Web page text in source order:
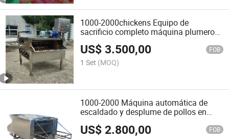
1000-2000chickens Equipo de
sacrificio completo máquina plumeros
para pollo, pato y codorniz
US$3.500,00 FOB
1 Set (MOQ)
1000-2000 Máquina automática de
escaldado y desplume de pollos en
US$2.800,00 FOB